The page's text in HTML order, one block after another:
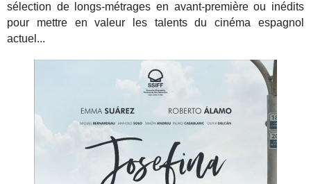
sélection de longs-métrages en avant-première ou inédits
pour mettre en valeur les talents du cinéma espagnol
actuel...